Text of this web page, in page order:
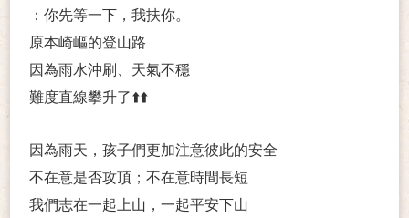
：你先等一下，我扶你。
原本崎嶇的登山路
因為雨水沖刷、天氣不穩
難度直線攀升了 ⬆⬆
因為雨天，孩子們更加注意彼此的安全
不在意是否攻頂；不在意時間長短
我們志在一起上山，一起平安下山